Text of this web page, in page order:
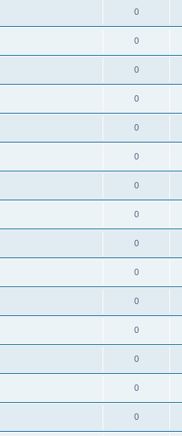
0
0
0
0
0
0
0
0
0
0
0
0
0
0
0